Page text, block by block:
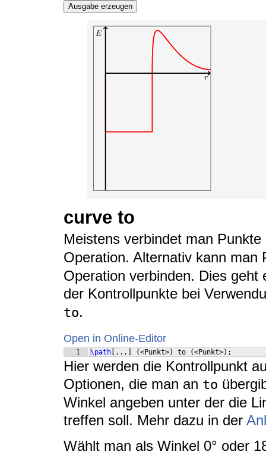
Ausgabe erzeugen
curve to
Meistens verbindet man
Operation. Alternativ kann man
Operation verbinden. Dies
der Kontrollpunkte bei
to.
Open in Online-Editor
1 \path ... (<Punkt>) to (<Punkt>) ;
Hier werden die Kontrollpunkt
Optionen, die man an to
Winkel angeben unter der die
treffen soll. Mehr dazu in der
Wählt man als Winkel 0° oder